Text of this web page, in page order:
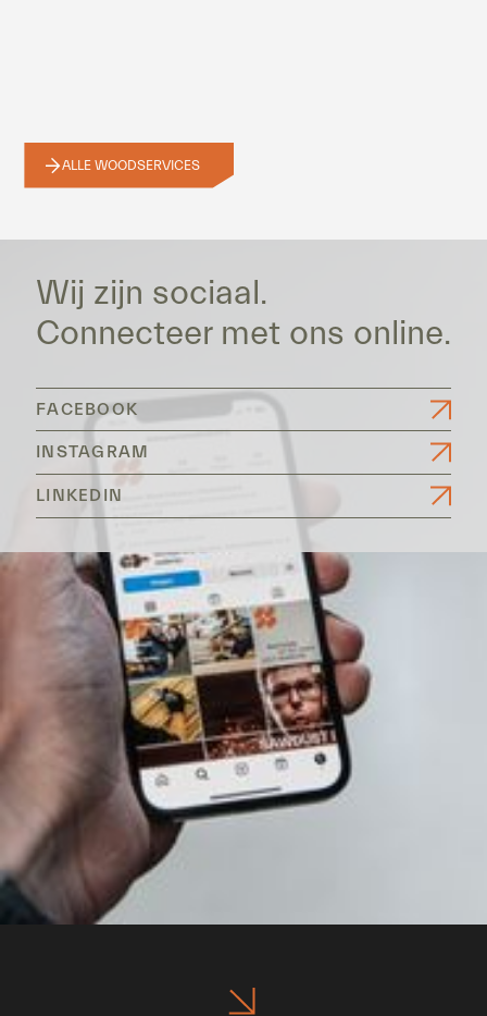
ALLE WOODSERVICES
Wij zijn sociaal.
Connecteer met ons online.
FACEBOOK
INSTAGRAM
LINKEDIN